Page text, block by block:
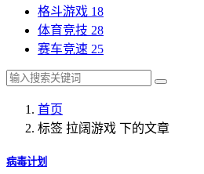
格斗游戏 18
体育竞技 28
赛车竞速 25
首页
标签 拉阔游戏 下的文章
病毒计划